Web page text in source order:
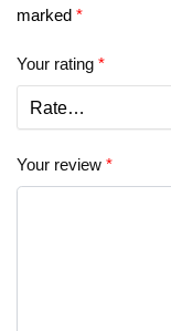
marked *
Your rating *
Your review *